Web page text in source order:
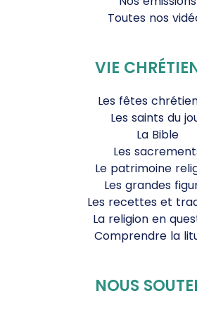
Toutes nos
VIE
Les fêtes
Les saints du
La Bible
Les
Le patrimoine
Les grandes
Les recettes et
La religion en
Comprendre la
NOUS